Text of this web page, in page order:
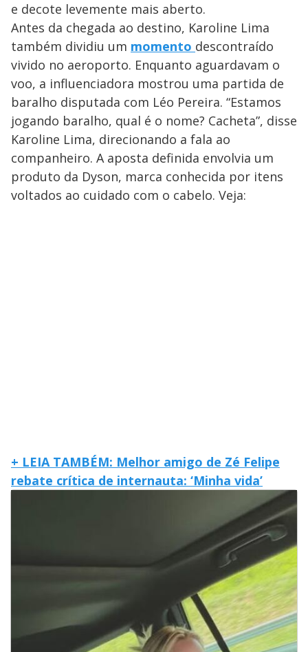
e decote levemente mais aberto.
Antes da chegada ao destino, Karoline Lima
também dividiu um momento descontraído
vivido no aeroporto. Enquanto aguardavam o
voo, a influenciadora mostrou uma partida de
baralho disputada com Léo Pereira. “Estamos
jogando baralho, qual é o nome? Cacheta”, disse
Karoline Lima, direcionando a fala ao
companheiro. A aposta definida envolvia um
produto da Dyson, marca conhecida por itens
voltados ao cuidado com o cabelo. Veja:
+ LEIA TAMBÉM: Melhor amigo de Zé Felipe
rebate crítica de internauta: ‘Minha vida’